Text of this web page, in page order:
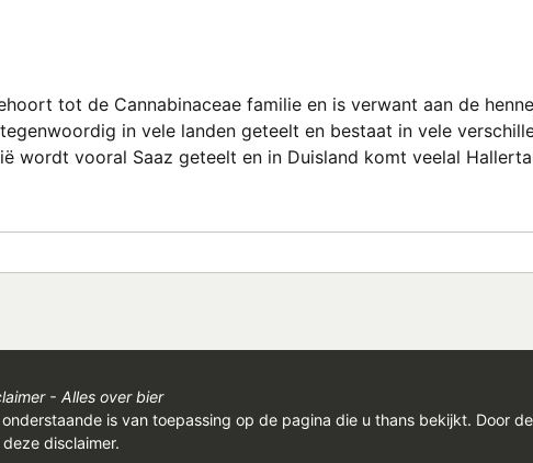
tot de Cannabinaceae familie en is verwant aan de
in vele landen geteelt en bestaat in vele
wordt vooral Saaz geteelt en in Duisland komt veelal
- Alles over bier
is van toepassing op de pagina die u thans bekijkt. Door
deze disclaimer.